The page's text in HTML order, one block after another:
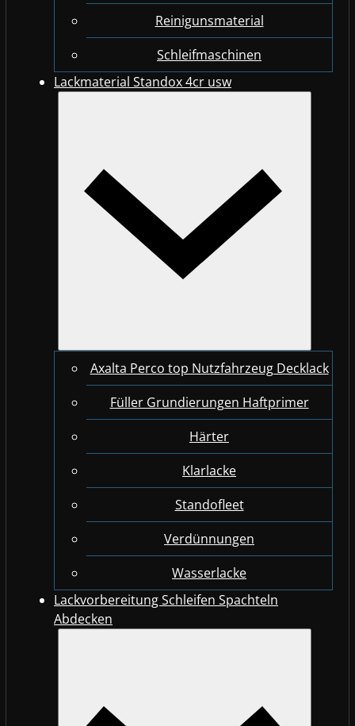
Reinigunsmaterial
Schleifmaschinen
Lackmaterial Standox 4cr usw
Axalta Perco top Nutzfahrzeug Decklack
Füller Grundierungen Haftprimer
Härter
Klarlacke
Standofleet
Verdünnungen
Wasserlacke
Lackvorbereitung Schleifen Spachteln
Abdecken